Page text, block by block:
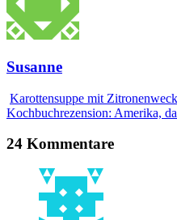
Susanne
Karottensuppe mit
Kochbuchrezension: Amerika,
24 Kommentare